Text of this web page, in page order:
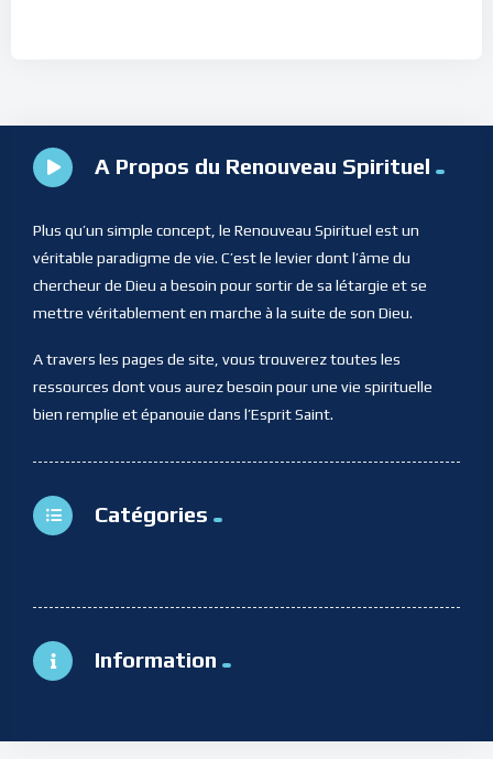
A Propos du Renouveau Spirituel
Plus qu’un simple concept, le Renouveau Spirituel est un
véritable paradigme de vie. C’est le levier dont l’âme du
chercheur de Dieu a besoin pour sortir de sa létargie et se
mettre véritablement en marche à la suite de son Dieu.
A travers les pages de site, vous trouverez toutes les
ressources dont vous aurez besoin pour une vie spirituelle
bien remplie et épanouie dans l’Esprit Saint.
Catégories
Information